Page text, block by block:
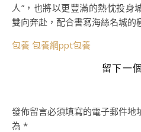
人”，也將以更豐滿的熱忱投身
雙向奔赴，配合書寫海絲名城的
包養 包養網ppt包養
留下一
發佈留言必須填寫的電子郵件地
為 *